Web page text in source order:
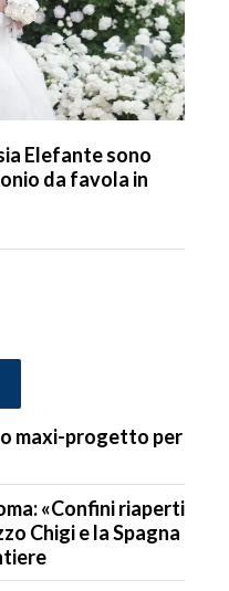
Elefante sono
da favola in
maxi-progetto per
«Confini riaperti
Chigi e la Spagna